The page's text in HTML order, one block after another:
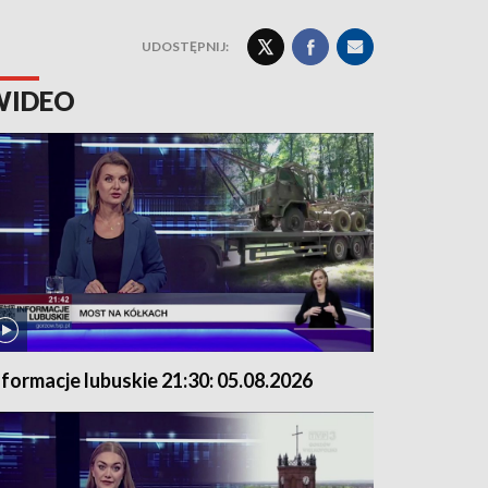
UDOSTĘPNIJ:
lubuskie 21:30: 05.08.2026